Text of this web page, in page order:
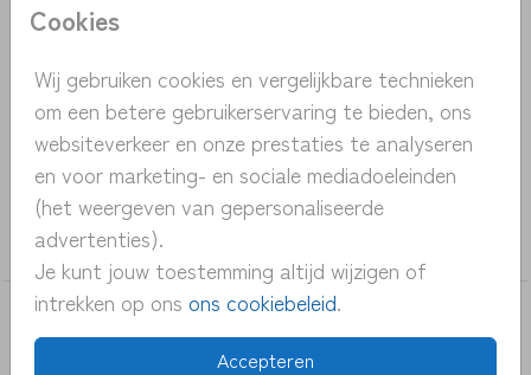
Cookies
Wij gebruiken cookies en vergelijkbare technieken
om een betere gebruikerservaring te bieden, ons
websiteverkeer en onze prestaties te analyseren
en voor marketing- en sociale mediadoeleinden
(het weergeven van gepersonaliseerde
advertenties).
Je kunt jouw toestemming altijd wijzigen of
intrekken op ons ons cookiebeleid.
Accepteren
Productinformatie
OMSCHRIJVING
geboortekaartje met silhouet van meisje in roze-
tinten
COLLECTIE
meisje
DEZE KAARTEN VIND JE MISSCHIEN OOK
LEUK